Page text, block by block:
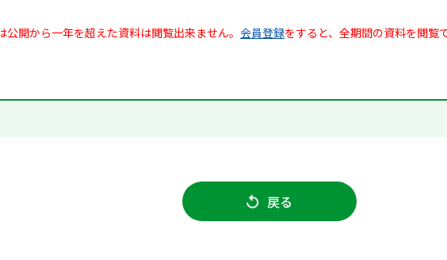
公開から一年を超えた資料は閲覧出来ません。 会員登録をすると、全期間の資料を閲覧
戻る